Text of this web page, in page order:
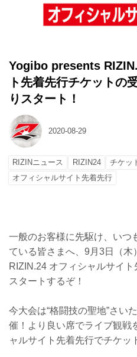
Yogibo presents
ト先着先行チケットの
りスタート！
2020-08-29
RIZINニュース RIZIN24
チケッ
オフィシャルサイト先着先行
一般のお客様に先駆け、いつ
ている皆さまへ、9月3日（
RIZIN.24 オフィシャルサイ
スタートするぞ！
今大会は“格闘技の聖地”さい
催！より良い席でライブ観戦
ャルサイト先着先行でチケッ